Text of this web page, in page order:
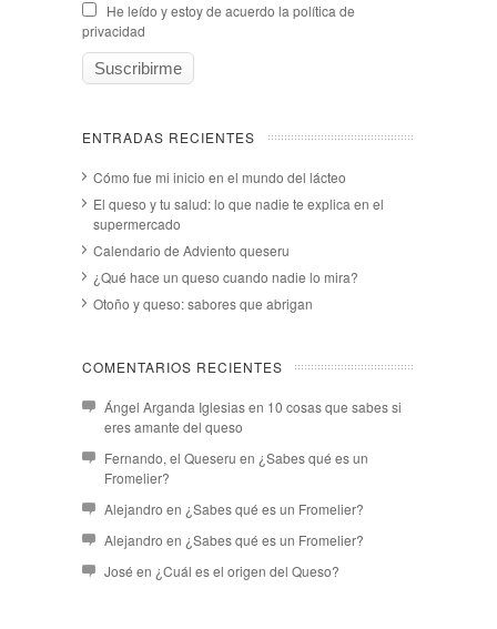
He leído y estoy de acuerdo la política de
privacidad
ENTRADAS RECIENTES
Cómo fue mi inicio en el mundo del lácteo
El queso y tu salud: lo que nadie te explica en el
supermercado
Calendario de Adviento queseru
¿Qué hace un queso cuando nadie lo mira?
Otoño y queso: sabores que abrigan
COMENTARIOS RECIENTES
Ángel Arganda Iglesiasen 10 cosas que sabes si
eres amante del queso
Fernando, el Queseru en ¿Sabes qué es un
Fromelier?
Alejandro en ¿Sabes qué es un Fromelier?
Alejandro en ¿Sabes qué es un Fromelier?
José en ¿Cuál es el origen del Queso?